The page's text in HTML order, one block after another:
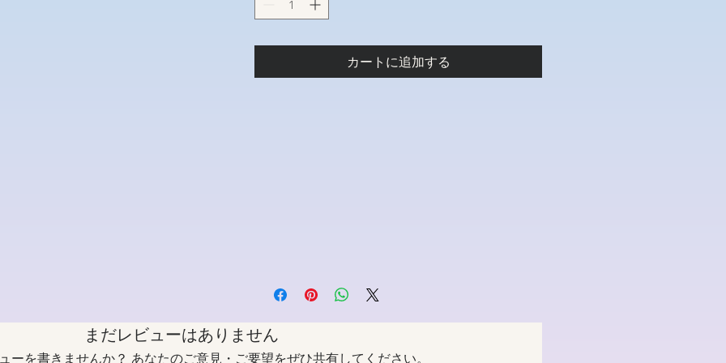
カートに追加する
まだレビューはありません
ーを書きませんか？ あなたのご意見・ご要望をぜひ共有してください。